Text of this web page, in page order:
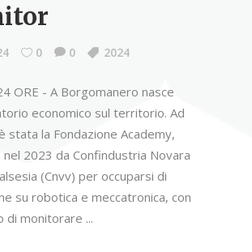
0 0 2024
ORE - A Borgomanero nasce
economico sul territorio. Ad
stata la Fondazione Academy,
2023 da Confindustria Novara
(Cnvv) per occuparsi di
su robotica e meccatronica, con
di monitorare